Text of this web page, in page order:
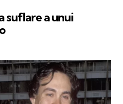
suflare a unui